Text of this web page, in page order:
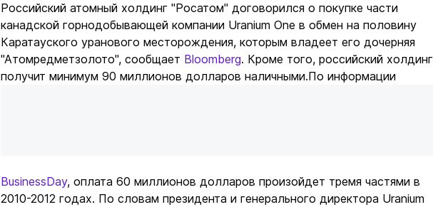
Российский атомный холдинг "Росатом" договорился о покупке части
канадской горнодобывающей компании Uranium One в обмен на половину
Каратауского уранового месторождения, которым владеет его дочерняя
"Атомредметзолото", сообщает Bloomberg. Кроме того, российский холдинг
получит минимум 90 миллионов долларов наличными.По информации
BusinessDay, оплата 60 миллионов долларов произойдет тремя частями в
2010-2012 годах. По словам президента и генерального директора Uranium